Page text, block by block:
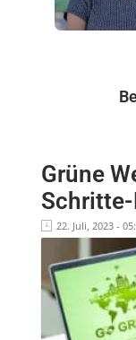
Grüne
22. Juli, 2023 -